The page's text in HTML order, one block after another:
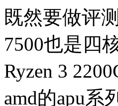
既然要做评
7500也是四
Ryzen 3
amd的apu系